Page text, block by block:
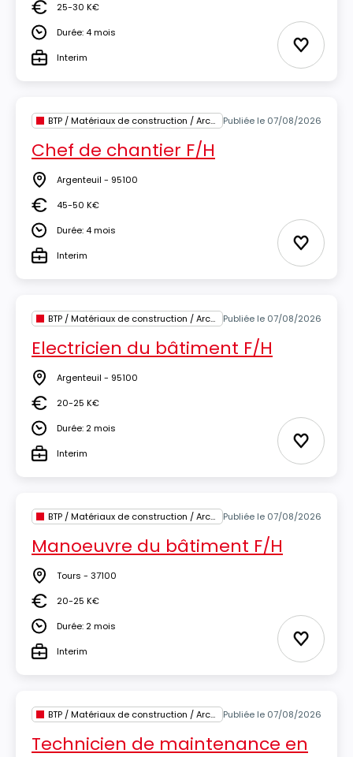
Salaire25-30 K€
DuréeDurée: 4 mois
TypeInterim Ajouter
BTP / Matériaux de construction / Architecture Publiée le 07/08/2026
Chef de chantier F/H
Lieu Argenteuil - 95100
Salaire45-50 K€
DuréeDurée: 4 mois
TypeInterim Ajouter
BTP / Matériaux de construction / Architecture Publiée le 07/08/2026
Electricien du bâtiment F/H
Lieu Argenteuil - 95100
Salaire20-25 K€
DuréeDurée: 2 mois
TypeInterim Ajouter
BTP / Matériaux de construction / Architecture Publiée le 07/08/2026
Manoeuvre du bâtiment F/H
Lieu Tours - 37100
Salaire20-25 K€
DuréeDurée: 2 mois
TypeInterim Ajouter
BTP / Matériaux de construction / Architecture Publiée le 07/08/2026
Technicien de maintenance en